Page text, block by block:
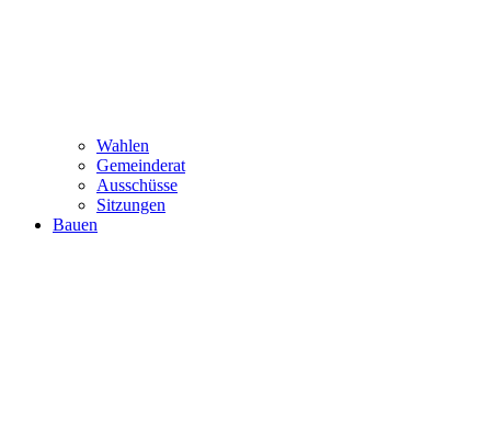
Wahlen
Gemeinderat
Ausschüsse
Sitzungen
Bauen